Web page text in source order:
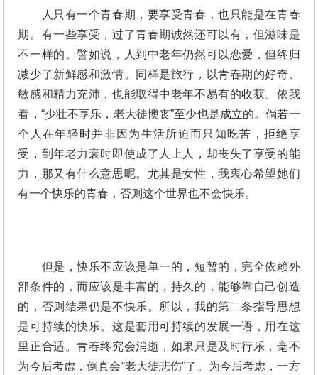
人只有一个青春期，要享受青春，也只能是在青春
期。有一些享受，过了青春期诚然还可以有，但滋味是
不一样的。譬如说，人到中老年仍然可以恋爱，但终归
减少了新鲜感和激情。同样是旅行，以青春期的好奇、
敏感和精力充沛，也能取得中老年不易有的收获。依我
看，“少壮不享乐，老大徒懊丧”至少也是成立的。倘若一
个人在年轻时并非因为生活所迫而只知吃苦，拒绝享
受，到年老力衰时即使成了人上人，却丧失了享受的能
力，那又有什么意思呢。尤其是女性，我衷心希望她们
有一个快乐的青春，否则这个世界也不会快乐。
但是，快乐不应该是单一的，短暂的，完全依赖外
部条件的，而应该是丰富的，持久的，能够靠自己创造
的，否则结果仍是不快乐。所以，我的第二条指导思想
是可持续的快乐。这是套用可持续的发展一语，用在这
里正合适。青春终究会消逝，如果只是及时行乐，毫不
为今后考虑，倒真会“老大徒悲伤”了。为今后考虑，一方